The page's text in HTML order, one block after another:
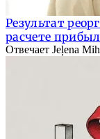
Результат
расчете
Отвечает Jeļena